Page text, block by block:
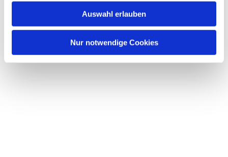
Auswahl erlauben
Nur notwendige Cookies